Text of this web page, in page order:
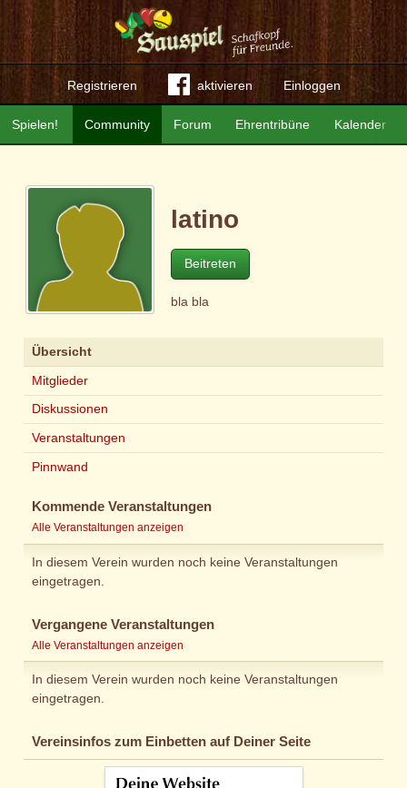
Registrieren aktivieren Einloggen
Community Forum Ehrentribüne Kalender
Spielen!
latino
Beitreten
bla bla
Übersicht
Mitglieder
Diskussionen
Veranstaltungen
Pinnwand
Kommende Veranstaltungen
Alle Veranstaltungen anzeigen
In diesem Verein wurden noch keine Veranstaltungen
eingetragen.
Vergangene Veranstaltungen
Alle Veranstaltungen anzeigen
In diesem Verein wurden noch keine Veranstaltungen
eingetragen.
Vereinsinfos zum Einbetten auf Deiner Seite